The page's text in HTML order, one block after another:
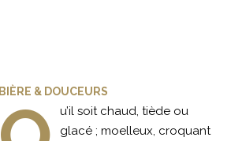
BIÈRE & DOUCEURS
u’il soit chaud, tiède ou
glacé ; moelleux, croquant